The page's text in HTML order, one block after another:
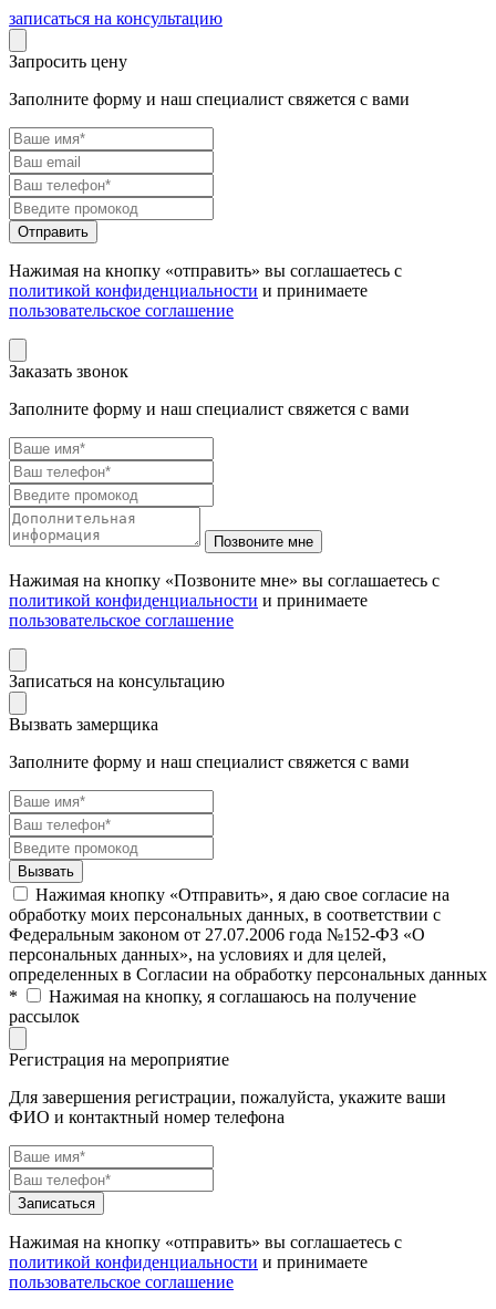
записаться на консультацию
Запросить цену
Заполните форму и наш специалист свяжется с вами
Нажимая на кнопку «отправить» вы соглашаетесь с
политикой конфиденциальности и принимаете
пользовательское соглашение
Заказать звонок
Заполните форму и наш специалист свяжется с вами
Нажимая на кнопку «Позвоните мне» вы соглашаетесь с
политикой конфиденциальности и принимаете
пользовательское соглашение
Записаться на консультацию
Вызвать замерщика
Заполните форму и наш специалист свяжется с вами
Нажимая кнопку «Отправить», я даю свое согласие на
обработку моих персональных данных, в соответствии с
Федеральным законом от 27.07.2006 года №152-ФЗ «О
персональных данных», на условиях и для целей,
определенных в Согласии на обработку персональных данных
*
Нажимая на кнопку, я соглашаюсь на получение
рассылок
Регистрация на мероприятие
Для завершения регистрации, пожалуйста, укажите ваши
ФИО и контактный номер телефона
Нажимая на кнопку «отправить» вы соглашаетесь с
политикой конфиденциальности и принимаете
пользовательское соглашение